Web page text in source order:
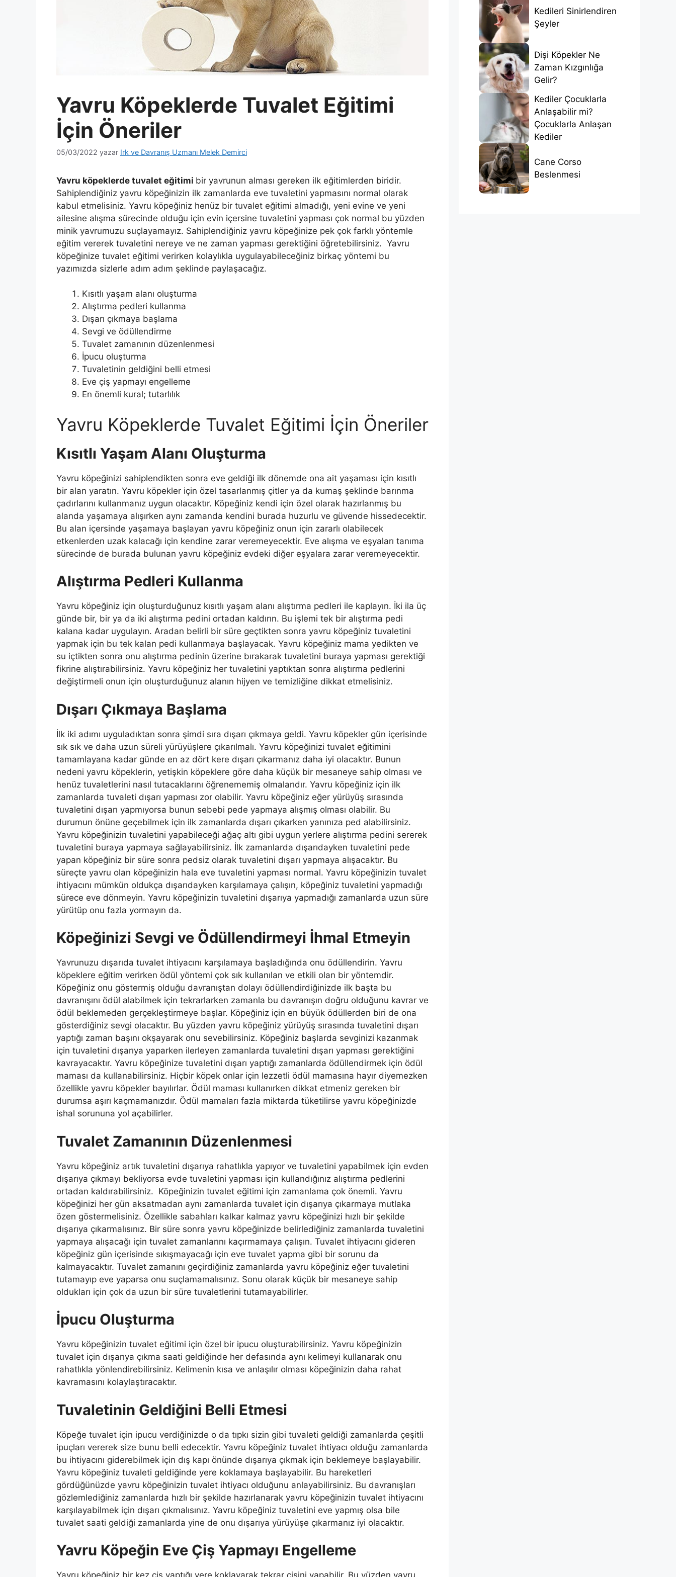
Yavru Köpeklerde Tuvalet Eğitimi
İçin Öneriler
05/03/2022 yazar Irk ve Davranış Uzmanı Melek Demirci
Yavru köpeklerde tuvalet eğitimi bir yavrunun alması gereken ilk eğitimlerden biridir.
Sahiplendiğiniz yavru köpeğinizin ilk zamanlarda eve tuvaletini yapmasını normal olarak
kabul etmelisiniz. Yavru köpeğiniz henüz bir tuvalet eğitimi almadığı, yeni evine ve yeni
ailesine alışma sürecinde olduğu için evin içersine tuvaletini yapması çok normal bu yüzden
minik yavrumuzu suçlayamayız. Sahiplendiğiniz yavru köpeğinize pek çok farklı yöntemle
eğitim vererek tuvaletini nereye ve ne zaman yapması gerektiğini öğretebilirsiniz. Yavru
köpeğinize tuvalet eğitimi verirken kolaylıkla uygulayabileceğiniz birkaç yöntemi bu
yazımızda sizlerle adım adım şeklinde paylaşacağız.
Kısıtlı yaşam alanı oluşturma
Alıştırma pedleri kullanma
Dışarı çıkmaya başlama
Sevgi ve ödüllendirme
Tuvalet zamanının düzenlenmesi
İpucu oluşturma
Tuvaletinin geldiğini belli etmesi
Eve çiş yapmayı engelleme
En önemli kural; tutarlılık
Yavru Köpeklerde Tuvalet Eğitimi İçin Öneriler
Kısıtlı Yaşam Alanı Oluşturma
Yavru köpeğinizi sahiplendikten sonra eve geldiği ilk dönemde ona ait yaşaması için kısıtlı
bir alan yaratın. Yavru köpekler için özel tasarlanmış çitler ya da kumaş şeklinde barınma
çadırlarını kullanmanız uygun olacaktır. Köpeğiniz kendi için özel olarak hazırlanmış bu
alanda yaşamaya alışırken aynı zamanda kendini burada huzurlu ve güvende hissedecektir.
Bu alan içersinde yaşamaya başlayan yavru köpeğiniz onun için zararlı olabilecek
etkenlerden uzak kalacağı için kendine zarar veremeyecektir. Eve alışma ve eşyaları tanıma
sürecinde de burada bulunan yavru köpeğiniz evdeki diğer eşyalara zarar veremeyecektir.
Alıştırma Pedleri Kullanma
Yavru köpeğiniz için oluşturduğunuz kısıtlı yaşam alanı alıştırma pedleri ile kaplayın. İki ila üç
günde bir, bir ya da iki alıştırma pedini ortadan kaldırın. Bu işlemi tek bir alıştırma pedi
kalana kadar uygulayın. Aradan belirli bir süre geçtikten sonra yavru köpeğiniz tuvaletini
yapmak için bu tek kalan pedi kullanmaya başlayacak. Yavru köpeğiniz mama yedikten ve
su içtikten sonra onu alıştırma pedinin üzerine bırakarak tuvaletini buraya yapması gerektiği
fikrine alıştırabilirsiniz. Yavru köpeğiniz her tuvaletini yaptıktan sonra alıştırma pedlerini
değiştirmeli onun için oluşturduğunuz alanın hijyen ve temizliğine dikkat etmelisiniz.
Dışarı Çıkmaya Başlama
İlk iki adımı uyguladıktan sonra şimdi sıra dışarı çıkmaya geldi. Yavru köpekler gün içerisinde
sık sık ve daha uzun süreli yürüyüşlere çıkarılmalı. Yavru köpeğinizi tuvalet eğitimini
tamamlayana kadar günde en az dört kere dışarı çıkarmanız daha iyi olacaktır. Bunun
nedeni yavru köpeklerin, yetişkin köpeklere göre daha küçük bir mesaneye sahip olması ve
henüz tuvaletlerini nasıl tutacaklarını öğrenememiş olmalarıdır. Yavru köpeğiniz için ilk
zamanlarda tuvaleti dışarı yapması zor olabilir. Yavru köpeğiniz eğer yürüyüş sırasında
tuvaletini dışarı yapmıyorsa bunun sebebi pede yapmaya alışmış olması olabilir. Bu
durumun önüne geçebilmek için ilk zamanlarda dışarı çıkarken yanınıza ped alabilirsiniz.
Yavru köpeğinizin tuvaletini yapabileceği ağaç altı gibi uygun yerlere alıştırma pedini sererek
tuvaletini buraya yapmaya sağlayabilirsiniz. İlk zamanlarda dışarıdayken tuvaletini pede
yapan köpeğiniz bir süre sonra pedsiz olarak tuvaletini dışarı yapmaya alışacaktır. Bu
süreçte yavru olan köpeğinizin hala eve tuvaletini yapması normal. Yavru köpeğinizin tuvalet
ihtiyacını mümkün oldukça dışarıdayken karşılamaya çalışın, köpeğiniz tuvaletini yapmadığı
sürece eve dönmeyin. Yavru köpeğinizin tuvaletini dışarıya yapmadığı zamanlarda uzun süre
yürütüp onu fazla yormayın da.
Köpeğinizi Sevgi ve Ödüllendirmeyi İhmal Etmeyin
Yavrunuzu dışarıda tuvalet ihtiyacını karşılamaya başladığında onu ödüllendirin. Yavru
köpeklere eğitim verirken ödül yöntemi çok sık kullanılan ve etkili olan bir yöntemdir.
Köpeğiniz onu göstermiş olduğu davranıştan dolayı ödüllendirdiğinizde ilk başta bu
davranışını ödül alabilmek için tekrarlarken zamanla bu davranışın doğru olduğunu kavrar ve
ödül beklemeden gerçekleştirmeye başlar. Köpeğiniz için en büyük ödüllerden biri de ona
gösterdiğiniz sevgi olacaktır. Bu yüzden yavru köpeğiniz yürüyüş sırasında tuvaletini dışarı
yaptığı zaman başını okşayarak onu sevebilirsiniz. Köpeğiniz başlarda sevginizi kazanmak
için tuvaletini dışarıya yaparken ilerleyen zamanlarda tuvaletini dışarı yapması gerektiğini
kavrayacaktır. Yavru köpeğinize tuvaletini dışarı yaptığı zamanlarda ödüllendirmek için ödül
maması da kullanabilirsiniz. Hiçbir köpek onlar için lezzetli ödül mamasına hayır diyemezken
özellikle yavru köpekler bayılırlar. Ödül maması kullanırken dikkat etmeniz gereken bir
durumsa aşırı kaçmamanızdır. Ödül mamaları fazla miktarda tüketilirse yavru köpeğinizde
ishal sorununa yol açabilirler.
Tuvalet Zamanının Düzenlenmesi
Yavru köpeğiniz artık tuvaletini dışarıya rahatlıkla yapıyor ve tuvaletini yapabilmek için evden
dışarıya çıkmayı bekliyorsa evde tuvaletini yapması için kullandığınız alıştırma pedlerini
ortadan kaldırabilirsiniz. Köpeğinizin tuvalet eğitimi için zamanlama çok önemli. Yavru
köpeğinizi her gün aksatmadan aynı zamanlarda tuvalet için dışarıya çıkarmaya mutlaka
özen göstermelisiniz. Özellikle sabahları kalkar kalmaz yavru köpeğinizi hızlı bir şekilde
dışarıya çıkarmalısınız. Bir süre sonra yavru köpeğinizde belirlediğiniz zamanlarda tuvaletini
yapmaya alışacağı için tuvalet zamanlarını kaçırmamaya çalışın. Tuvalet ihtiyacını gideren
köpeğiniz gün içerisinde sıkışmayacağı için eve tuvalet yapma gibi bir sorunu da
kalmayacaktır. Tuvalet zamanını geçirdiğiniz zamanlarda yavru köpeğiniz eğer tuvaletini
tutamayıp eve yaparsa onu suçlamamalısınız. Sonu olarak küçük bir mesaneye sahip
oldukları için çok da uzun bir süre tuvaletlerini tutamayabilirler.
İpucu Oluşturma
Yavru köpeğinizin tuvalet eğitimi için özel bir ipucu oluşturabilirsiniz. Yavru köpeğinizin
tuvalet için dışarıya çıkma saati geldiğinde her defasında aynı kelimeyi kullanarak onu
rahatlıkla yönlendirebilirsiniz. Kelimenin kısa ve anlaşılır olması köpeğinizin daha rahat
kavramasını kolaylaştıracaktır.
Tuvaletinin Geldiğini Belli Etmesi
Köpeğe tuvalet için ipucu verdiğinizde o da tıpkı sizin gibi tuvaleti geldiği zamanlarda çeşitli
ipuçları vererek size bunu belli edecektir. Yavru köpeğiniz tuvalet ihtiyacı olduğu zamanlarda
bu ihtiyacını giderebilmek için dış kapı önünde dışarıya çıkmak için beklemeye başlayabilir.
Yavru köpeğiniz tuvaleti geldiğinde yere koklamaya başlayabilir. Bu hareketleri
gördüğünüzde yavru köpeğinizin tuvalet ihtiyacı olduğunu anlayabilirsiniz. Bu davranışları
gözlemlediğiniz zamanlarda hızlı bir şekilde hazırlanarak yavru köpeğinizin tuvalet ihtiyacını
karşılayabilmek için dışarı çıkmalısınız. Yavru köpeğiniz tuvaletini eve yapmış olsa bile
tuvalet saati geldiği zamanlarda yine de onu dışarıya yürüyüşe çıkarmanız iyi olacaktır.
Yavru Köpeğin Eve Çiş Yapmayı Engelleme
Kedileri Sinirlendiren
Şeyler
Dişi Köpekler Ne
Zaman Kızgınlığa
Gelir?
Kediler Çocuklarla
Anlaşabilir mi?
Çocuklarla Anlaşan
Kediler
Cane Corso
Beslenmesi